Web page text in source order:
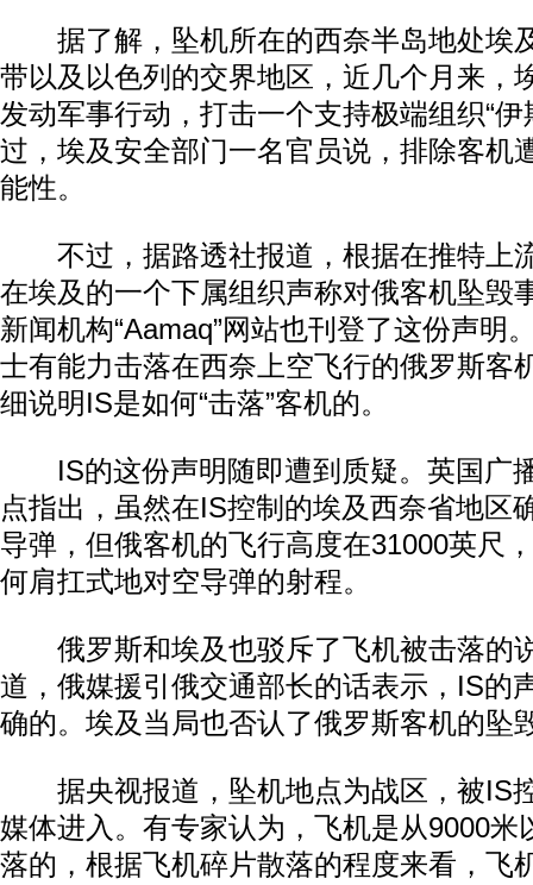
据了解，坠机所在的西奈半岛地处埃
带以及以色列的交界地区，近几个月来，
发动军事行动，打击一个支持极端组织“伊
过，埃及安全部门一名官员说，排除客机
能性。
不过，据路透社报道，根据在推特上
在埃及的一个下属组织声称对俄客机坠毁
新闻机构“Aamaq”网站也刊登了这份声明
士有能力击落在西奈上空飞行的俄罗斯客
细说明IS是如何“击落”客机的。
IS的这份声明随即遭到质疑。英国广
点指出，虽然在IS控制的埃及西奈省地区
导弹，但俄客机的飞行高度在31000英尺
何肩扛式地对空导弹的射程。
俄罗斯和埃及也驳斥了飞机被击落的
道，俄媒援引俄交通部长的话表示，IS的
确的。埃及当局也否认了俄罗斯客机的坠
据央视报道，坠机地点为战区，被IS
媒体进入。有专家认为，飞机是从9000米
落的，根据飞机碎片散落的程度来看，飞